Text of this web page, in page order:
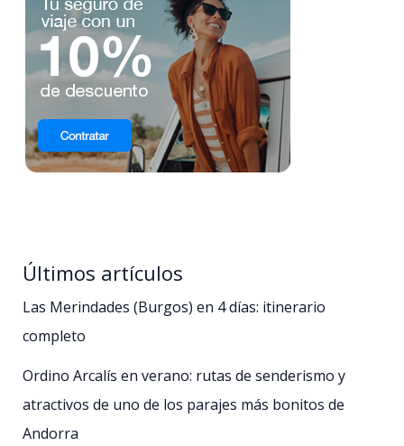
Últimos artículos
Las Merindades (Burgos) en 4 días: itinerario
completo
Ordino Arcalís en verano: rutas de senderismo y
atractivos de uno de los parajes más bonitos de
Andorra